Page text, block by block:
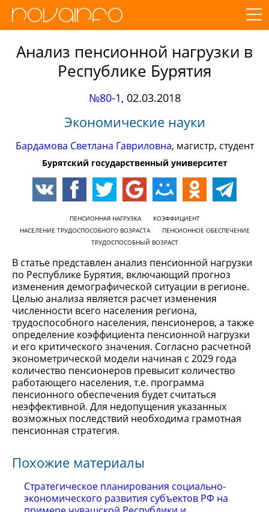
Анализ пенсионной нагрузки в
Республике Бурятия
№80-1, 02.03.2018
Экономические науки
Бардамова Светлана Гавриловна, магистр, студент
Бурятский государственный университет
ПЕНСИОННАЯ НАГРУЗКА
КОЭФФИЦИЕНТ
НАСЕЛЕНИЕ ТРУДОСПОСОБНОГО ВОЗРАСТА
ПЕНСИОННОЕ ОБЕСПЕЧЕНИЕ
ТРУДОСПОСОБНЫЙ ВОЗРАСТ
В статье представлен анализ пенсионной нагрузки
по Республике Бурятия, включающий прогноз
изменения демографической ситуации в регионе.
Целью анализа является расчет изменения
численности всего населения региона,
трудоспособного населения, пенсионеров, а также
определение коэффициента пенсионной нагрузки
и его критического значения. Согласно расчетной
эконометрической модели начиная с 2029 года
количество пенсионеров превысит количество
работающего населения, т.е. программа
пенсионного обеспечения будет считаться
неэффективной. Для недопущения указанных
возможных последствий необходима грамотная
пенсионная стратегия.
Похожие материалы
Стратегическое планирования социально-
экономического развития субъектов РФ на